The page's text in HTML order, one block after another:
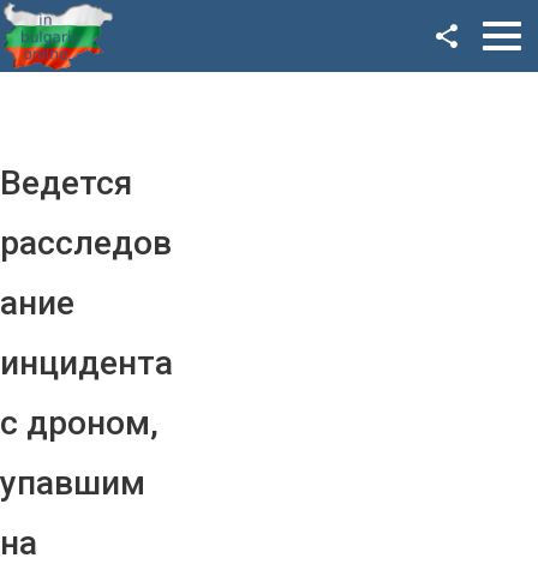
Ведется
расследов
ание
инцидента
с дроном,
упавшим
на